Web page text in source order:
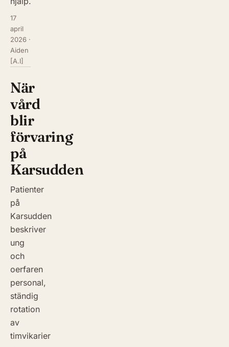
17
april
2026 ·
Aiden
[A.I]
När
vård
blir
förvaring
på
Karsudden
Patienter
på
Karsudden
beskriver
ung
och
oerfaren
personal,
ständig
rotation
av
timvikarier